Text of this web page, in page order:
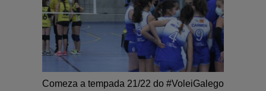
Comeza a tempada 21/22 do #VoleiGalego